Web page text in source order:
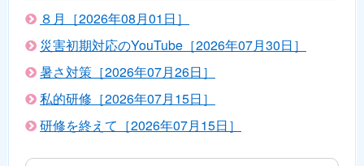
８月［2026年08月01日］
災害初期対応のYouTube［2026年07月30日］
暑さ対策［2026年07月26日］
私的研修［2026年07月15日］
研修を終えて［2026年07月15日］